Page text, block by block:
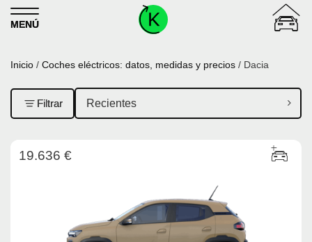
Skip to content
MENÚ
Inicio / Coches eléctricos: datos, medidas y precios / Dacia
Filtrar
19.636 €